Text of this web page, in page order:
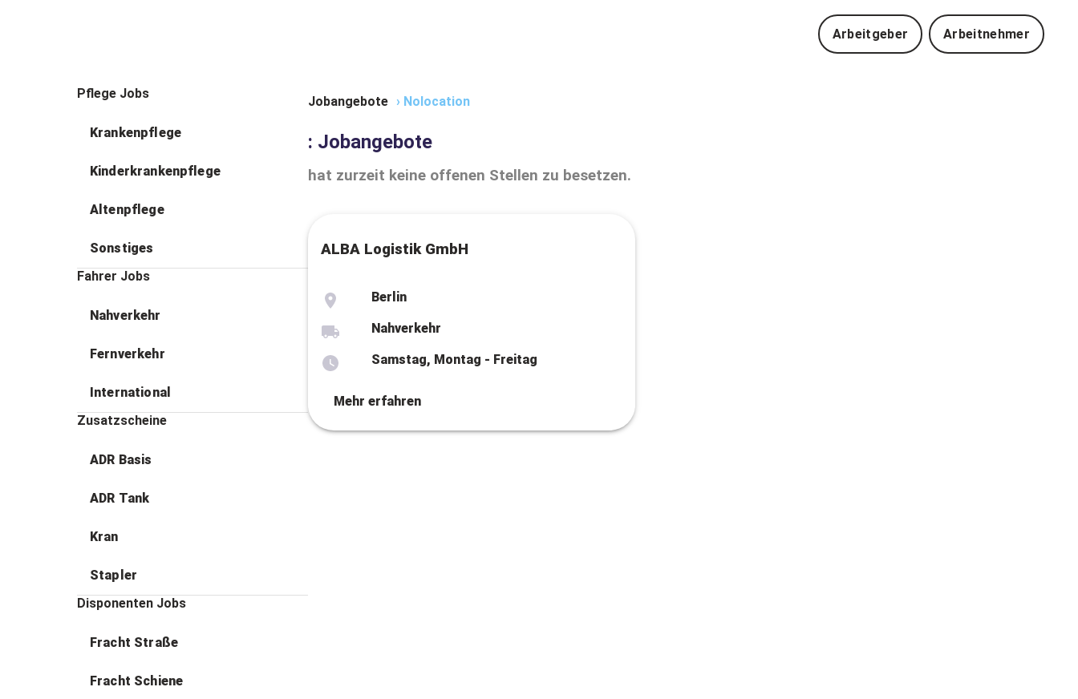
Arbeitgeber Arbeitnehmer
Pflege Jobs
Krankenpflege
Kinderkrankenpflege
Altenpflege
Sonstiges
Fahrer Jobs
Nahverkehr
Fernverkehr
International
Zusatzscheine
ADR Basis
ADR Tank
Kran
Stapler
Disponenten Jobs
Fracht Straße
Fracht Schiene
Jobangebote › Nolocation
: Jobangebote
hat zurzeit keine offenen Stellen zu besetzen.
ALBA Logistik GmbH
Berlin
Nahverkehr
Samstag, Montag - Freitag
Mehr erfahren